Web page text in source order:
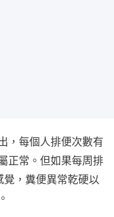
，每個人排便次數有
正常。但如果每周排
，糞便異常乾硬以